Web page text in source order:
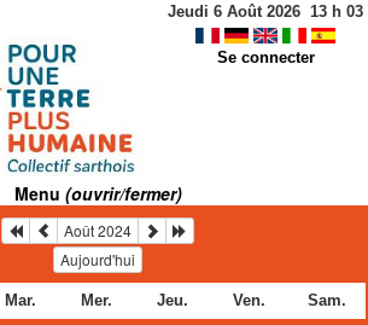
Jeudi 6 Août 2026 13 h 03
Se connecter
Menu (ouvrir/fermer)
Août 2024
Aujourd'hui
Mar. Mer. Jeu. Ven.
Sam.